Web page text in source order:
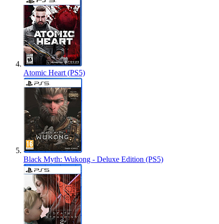
Atomic Heart (PS5)
Black Myth: Wukong - Deluxe Edition (PS5)